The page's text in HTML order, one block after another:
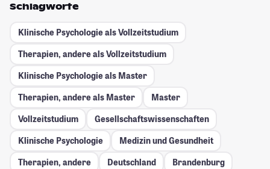
Schlagworte
Klinische Psychologie als Vollzeitstudium
Therapien, andere als Vollzeitstudium
Klinische Psychologie als Master
Therapien, andere als Master
Master
Vollzeitstudium
Gesellschafts­wissenschaften
Klinische Psychologie
Medizin und Gesundheit
Therapien, andere
Deutschland
Brandenburg